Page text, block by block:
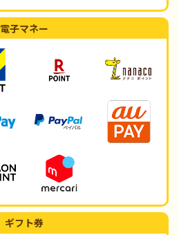
電子マネー
ギフト券